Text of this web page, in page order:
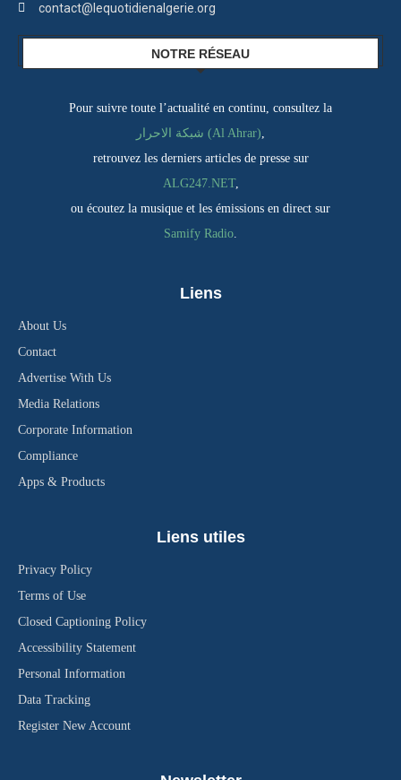
contact@lequotidienalgerie.org
NOTRE RÉSEAU
Pour suivre toute l’actualité en continu, consultez la
شبكة الاحرار (Al Ahrar),
retrouvez les derniers articles de presse sur
ALG247.NET,
ou écoutez la musique et les émissions en direct sur
Samify Radio.
Liens
About Us
Contact
Advertise With Us
Media Relations
Corporate Information
Compliance
Apps & Products
Liens utiles
Privacy Policy
Terms of Use
Closed Captioning Policy
Accessibility Statement
Personal Information
Data Tracking
Register New Account